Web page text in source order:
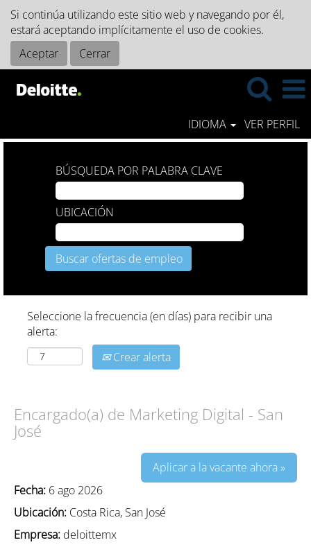
Si continúa utilizando este sitio web y navegando por él,
estará aceptando implícitamente el uso de cookies.
Aceptar
Cerrar
IDIOMA VER PERFIL
BÚSQUEDA POR PALABRA CLAVE
UBICACIÓN
Seleccione la frecuencia (en días) para recibir una
alerta:
Crear alerta
Encargado(a) de Marketing Digital - San
José
Aplicar a la vacante ahora »
Fecha: 6 ago 2026
Ubicación: Costa Rica, San José
Empresa: deloittemx